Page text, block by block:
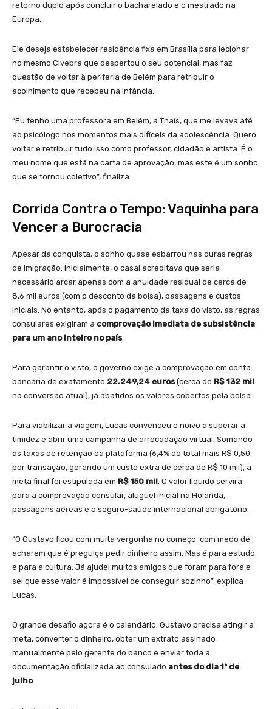
retorno duplo após concluir o bacharelado e o mestrado na
Europa.
Ele deseja estabelecer residência fixa em Brasília para lecionar
no mesmo Civebra que despertou o seu potencial, mas faz
questão de voltar à periferia de Belém para retribuir o
acolhimento que recebeu na infância.
“Eu tenho uma professora em Belém, a Thaís, que me levava até
ao psicólogo nos momentos mais difíceis da adolescência. Quero
voltar e retribuir tudo isso como professor, cidadão e artista. É o
meu nome que está na carta de aprovação, mas este é um sonho
que se tornou coletivo”, finaliza.
Corrida Contra o Tempo: Vaquinha para
Vencer a Burocracia
Apesar da conquista, o sonho quase esbarrou nas duras regras
de imigração. Inicialmente, o casal acreditava que seria
necessário arcar apenas com a anuidade residual de cerca de
8,6 mil euros (com o desconto da bolsa), passagens e custos
iniciais. No entanto, após o pagamento da taxa do visto, as regras
consulares exigiram a comprovação imediata de subsistência
para um ano inteiro no país.
Para garantir o visto, o governo exige a comprovação em conta
bancária de exatamente 22.249,24 euros(cerca de R$ 132 mil
na conversão atual), já abatidos os valores cobertos pela bolsa.
Para viabilizar a viagem, Lucas convenceu o noivo a superar a
timidez e abrir uma campanha de arrecadação virtual. Somando
as taxas de retenção da plataforma (6,4% do total mais R$ 0,50
por transação, gerando um custo extra de cerca de R$ 10 mil), a
meta final foi estipulada em R$ 150 mil . O valor líquido servirá
para a comprovação consular, aluguel inicial na Holanda,
passagens aéreas e o seguro-saúde internacional obrigatório.
“O Gustavo ficou com muita vergonha no começo, com medo de
acharem que é preguiça pedir dinheiro assim. Mas é para estudo
e para a cultura. Já ajudei muitos amigos que foram para fora e
sei que esse valor é impossível de conseguir sozinho”, explica
Lucas.
O grande desafio agora é o calendário: Gustavo precisa atingir a
meta, converter o dinheiro, obter um extrato assinado
manualmente pelo gerente do banco e enviar toda a
documentação oficializada ao consulado antes do dia 1º de
julho.